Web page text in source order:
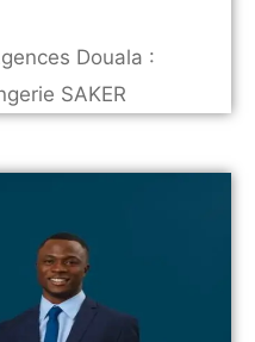
Douala :
SAKER